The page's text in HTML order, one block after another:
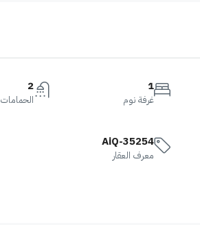
1
غرفة نوم
2
الحمامات
AiQ-35254
معرف العقار